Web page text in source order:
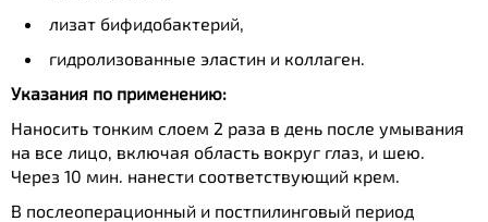
лизат бифидобактерий,
гидролизованные эластин и коллаген.
Указания по применению:
Наносить тонким слоем 2 раза в день после умывания
на все лицо, включая область вокруг глаз, и шею.
Через 10 мин. нанести соответствующий крем.
В послеоперационный и постпилинговый период